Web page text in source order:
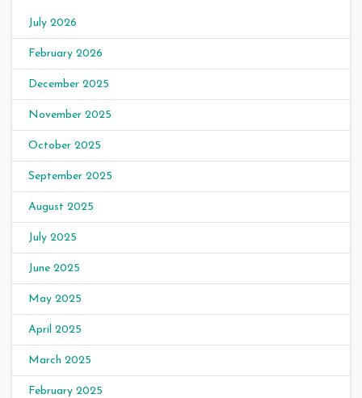
July 2026
February 2026
December 2025
November 2025
October 2025
September 2025
August 2025
July 2025
June 2025
May 2025
April 2025
March 2025
February 2025